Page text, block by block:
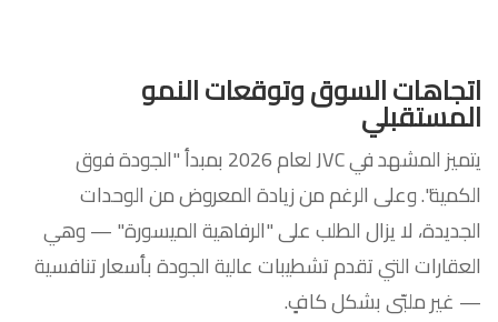
اتجاهات السوق وتوقعات النمو
المستقبلي
يتميز المشهد في JVC لعام 2026 بمبدأ "الجودة فوق
الكمية". وعلى الرغم من زيادة المعروض من الوحدات
الجديدة، لا يزال الطلب على "الرفاهية الميسورة" — وهي
العقارات التي تقدم تشطيبات عالية الجودة بأسعار تنافسية
— غير ملبّى بشكل كافٍ.